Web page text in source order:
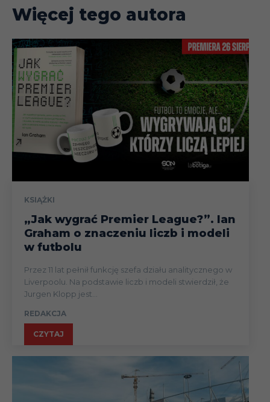
Więcej tego autora
KSIĄŻKI
„Jak wygrać Premier League?”. Ian
Graham o znaczeniu liczb i modeli
w futbolu
Przez 11 lat pełnił funkcję szefa działu analitycznego w
Liverpoolu. Na podstawie liczb i modeli stwierdził, że
Jurgen Klopp jest...
REDAKCJA
CZYTAJ